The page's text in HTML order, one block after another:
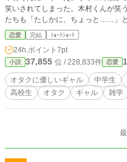
笑いされてしまった。木村くんが笑
たちも「たしかに、ちょっと……」
た彩子だったがそのとき――「ガキ
んが怒声を発した。何故か始まる奥
したりポカンとしていたが……彩子
ったりしたのだった。
恋愛 完結 ｼｮｰﾄｼｮｰﾄ
24h.ポイント 7pt
小説 37,855 位 / 228,833件 恋愛
オタクに優しいギャル 中学生
高校生
オタク ギャル 雑学